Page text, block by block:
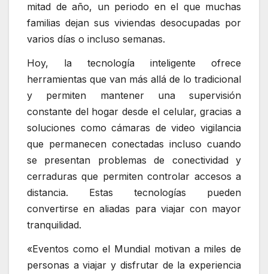
mitad de año, un periodo en el que muchas
familias dejan sus viviendas desocupadas por
varios días o incluso semanas.
Hoy, la tecnología inteligente ofrece
herramientas que van más allá de lo tradicional
y permiten mantener una supervisión
constante del hogar desde el celular, gracias a
soluciones como cámaras de video vigilancia
que permanecen conectadas incluso cuando
se presentan problemas de conectividad y
cerraduras que permiten controlar accesos a
distancia. Estas tecnologías pueden
convertirse en aliadas para viajar con mayor
tranquilidad.
«Eventos como el Mundial motivan a miles de
personas a viajar y disfrutar de la experiencia